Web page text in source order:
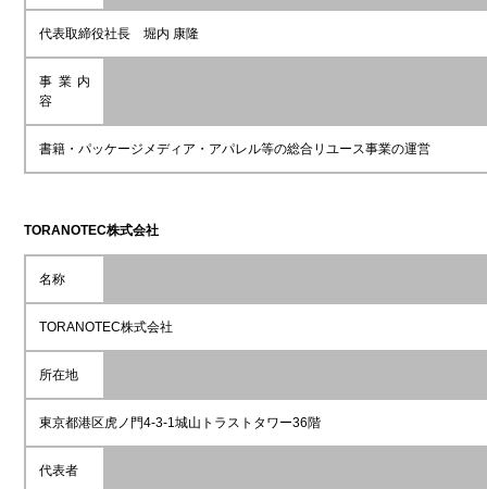
代表取締役社長 堀内 康隆
事業内
容
書籍・パッケージメディア・アパレル等の総合リユース事業の運営
TORANOTEC株式会社
名称
TORANOTEC株式会社
所在地
東京都港区虎ノ門4-3-1城山トラストタワー36階
代表者